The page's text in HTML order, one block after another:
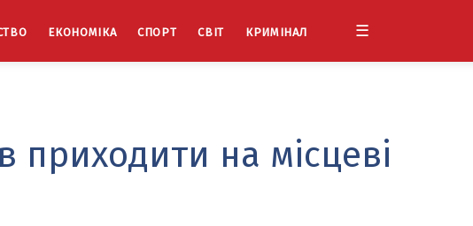
ЕКОНОМІКА СПОРТ СВІТ КРИМІНАЛ ☰
приходити на місцеві